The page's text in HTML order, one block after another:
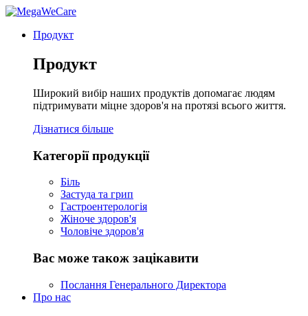
Продукт
Продукт
Широкий вибір наших продуктів допомагає людям
підтримувати міцне здоров'я на протязі всього життя.
Дізнатися більше
Категорії продукції
Біль
Застуда та грип
Гастроентерологія
Жіноче здоров'я
Чоловіче здоров'я
Вас може також зацікавити
Послання Генерального Директора
Про нас